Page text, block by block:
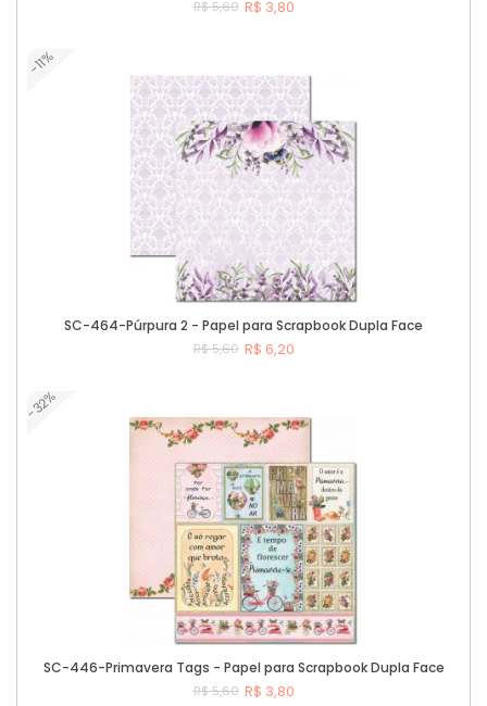
R$ 5,60 R$ 3,80
-11%
SC-464-Púrpura 2 - Papel para Scrapbook Dupla Face
R$ 5,60 R$ 6,20
-32%
SC-446-Primavera Tags - Papel para Scrapbook Dupla Face
R$ 5,60 R$ 3,80